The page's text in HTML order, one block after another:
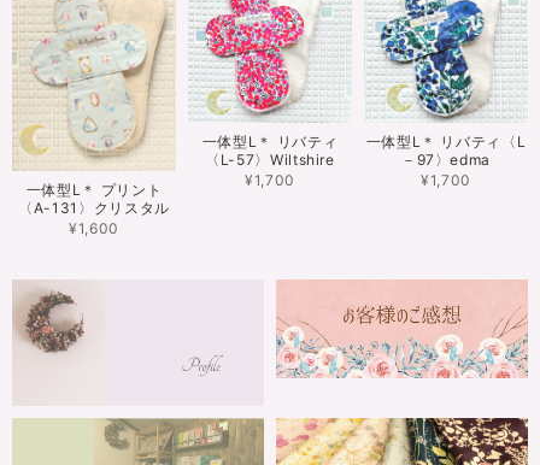
一体型L＊ プリント
〈A-131〉クリスタル
¥1,600
一体型L＊ リバティ
〈L-57〉Wiltshire
¥1,700
一体型L＊ リバティ〈L
－97〉edma
¥1,700